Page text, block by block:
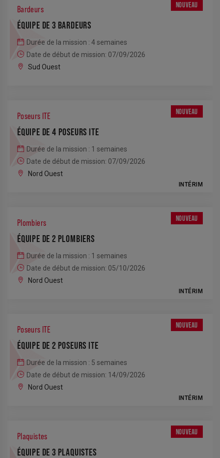
NOUVEAU
Bardeurs
ÉQUIPE DE 3 BARDEURS
Durée de la mission : 4 semaines
Date de début de mission: 07/09/2026
Sud Ouest
NOUVEAU
Poseurs ITE
ÉQUIPE DE 4 POSEURS ITE
Durée de la mission : 1 semaines
Date de début de mission: 07/09/2026
Nord Ouest
INTÉRIM
NOUVEAU
Plombiers
ÉQUIPE DE 2 PLOMBIERS
Durée de la mission : 1 semaines
Date de début de mission: 05/10/2026
Nord Ouest
INTÉRIM
NOUVEAU
Poseurs ITE
ÉQUIPE DE 2 POSEURS ITE
Durée de la mission : 5 semaines
Date de début de mission: 14/09/2026
Nord Ouest
INTÉRIM
NOUVEAU
Plaquistes
ÉQUIPE DE 3 PLAQUISTES